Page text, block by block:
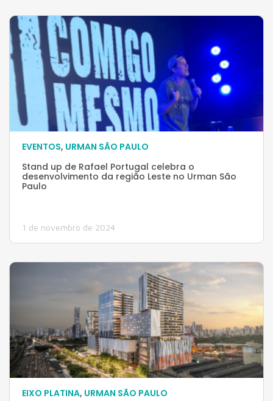
EVENTOS, URMAN SÃO PAULO
Stand up de Rafael Portugal celebra o
desenvolvimento da região Leste no Urman São
Paulo
1 de novembro de 2024
EIXO PLATINA, URMAN SÃO PAULO